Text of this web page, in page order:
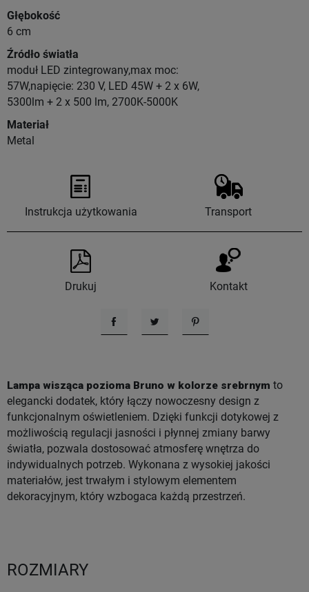
Głębokość
6 cm
Źródło światła
moduł LED zintegrowany,max moc:
57W,napięcie: 230 V, LED 45W + 2 x 6W,
5300lm + 2 x 500 lm, 2700K-5000K
Materiał
Metal
Instrukcja użytkowania Transport
Drukuj Kontakt
UdostępnijTweetujPinterest
Lampa wisząca pozioma Bruno w kolorze srebrnym to
elegancki dodatek, który łączy nowoczesny design z
funkcjonalnym oświetleniem. Dzięki funkcji dotykowej z
możliwością regulacji jasności i płynnej zmiany barwy
światła, pozwala dostosować atmosferę wnętrza do
indywidualnych potrzeb. Wykonana z wysokiej jakości
materiałów, jest trwałym i stylowym elementem
dekoracyjnym, który wzbogaca każdą przestrzeń.
ROZMIARY